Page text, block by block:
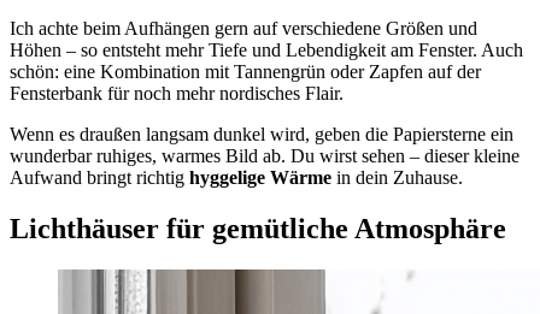
Ich achte beim Aufhängen gern auf verschiedene Größen und
Höhen – so entsteht mehr Tiefe und Lebendigkeit am Fenster. Auch
schön: eine Kombination mit Tannengrün oder Zapfen auf der
Fensterbank für noch mehr nordisches Flair.
Wenn es draußen langsam dunkel wird, geben die Papiersterne ein
wunderbar ruhiges, warmes Bild ab. Du wirst sehen – dieser kleine
Aufwand bringt richtig hyggelige Wärme in dein Zuhause.
Lichthäuser für gemütliche Atmosphäre